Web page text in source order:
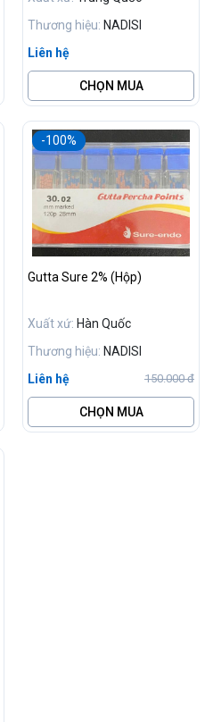
Thương hiệu: NADISI
Liên hệ
CHỌN MUA
Gutta Sure 2% (Hộp)
Xuất xứ: Hàn Quốc
Thương hiệu: NADISI
Liên hệ
150.000 đ
CHỌN MUA
-100%